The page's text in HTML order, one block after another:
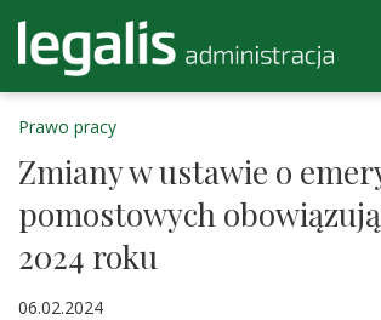
Prawo pracy
Zmiany w ustawie o
pomostowych
2024 roku
06.02.2024